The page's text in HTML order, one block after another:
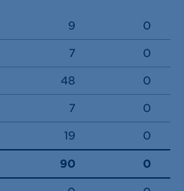
9 0
7 0
48 0
7 0
19 0
90 0